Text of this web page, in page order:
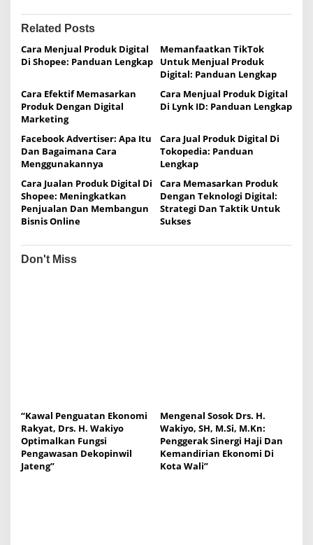
t
n
a
v
i
g
a
t
i
o
n
Related Posts
Cara Menjual Produk Digital
Di Shopee: Panduan Lengkap
Memanfaatkan TikTok
Untuk Menjual Produk
Digital: Panduan Lengkap
Cara Efektif Memasarkan
Produk Dengan Digital
Marketing
Cara Menjual Produk Digital
Di Lynk ID: Panduan Lengkap
Facebook Advertiser: Apa Itu
Dan Bagaimana Cara
Menggunakannya
Cara Jual Produk Digital Di
Tokopedia: Panduan
Lengkap
Cara Jualan Produk Digital Di
Shopee: Meningkatkan
Penjualan Dan Membangun
Bisnis Online
Cara Memasarkan Produk
Dengan Teknologi Digital:
Strategi Dan Taktik Untuk
Sukses
Don't Miss
“Kawal Penguatan Ekonomi
Rakyat, Drs. H. Wakiyo
Optimalkan Fungsi
Pengawasan Dekopinwil
Jateng”
Mengenal Sosok Drs. H.
Wakiyo, SH, M.Si, M.Kn:
Penggerak Sinergi Haji Dan
Kemandirian Ekonomi Di
Kota Wali”